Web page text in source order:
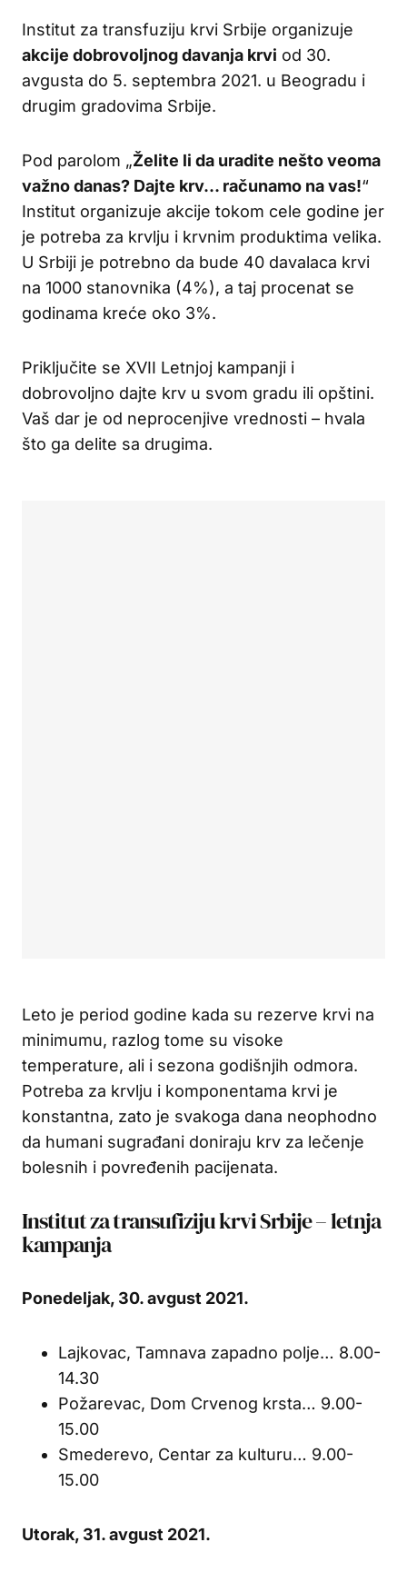
Institut za transfuziju krvi Srbije organizuje
akcije dobrovoljnog davanja krvi od 30.
avgusta do 5. septembra 2021. u Beogradu i
drugim gradovima Srbije.
Pod parolom „Želite li da uradite nešto veoma
važno danas? Dajte krv… računamo na vas!“
Institut organizuje akcije tokom cele godine jer
je potreba za krvlju i krvnim produktima velika.
U Srbiji je potrebno da bude 40 davalaca krvi
na 1000 stanovnika (4%), a taj procenat se
godinama kreće oko 3%.
Priključite se XVII Letnjoj kampanji i
dobrovoljno dajte krv u svom gradu ili opštini.
Vaš dar je od neprocenjive vrednosti – hvala
što ga delite sa drugima.
Leto je period godine kada su rezerve krvi na
minimumu, razlog tome su visoke
temperature, ali i sezona godišnjih odmora.
Potreba za krvlju i komponentama krvi je
konstantna, zato je svakoga dana neophodno
da humani sugrađani doniraju krv za lečenje
bolesnih i povređenih pacijenata.
Institut za transufiziju krvi Srbije – letnja
kampanja
Ponedeljak, 30. avgust 2021.
Lajkovac, Tamnava zapadno polje… 8.00-
14.30
Požarevac, Dom Crvenog krsta… 9.00-
15.00
Smederevo, Centar za kulturu… 9.00-
15.00
Utorak, 31. avgust 2021.